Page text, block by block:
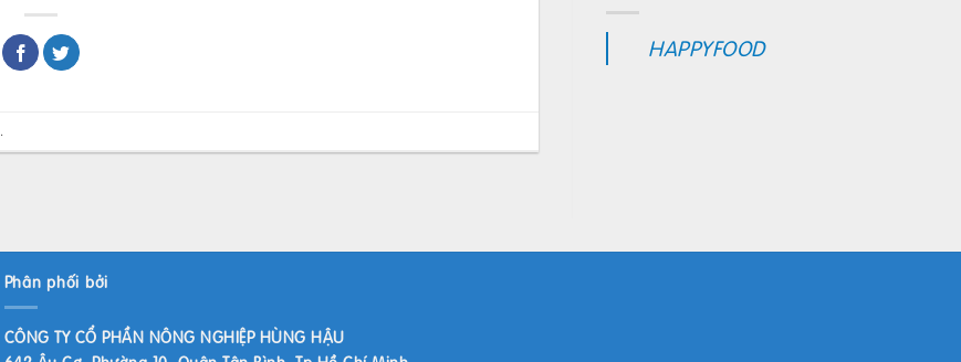
.
HAPPYFOOD
Phân phối bởi
CÔNG TY CỔ PHẦN NÔNG NGHIỆP HÙNG HẬU